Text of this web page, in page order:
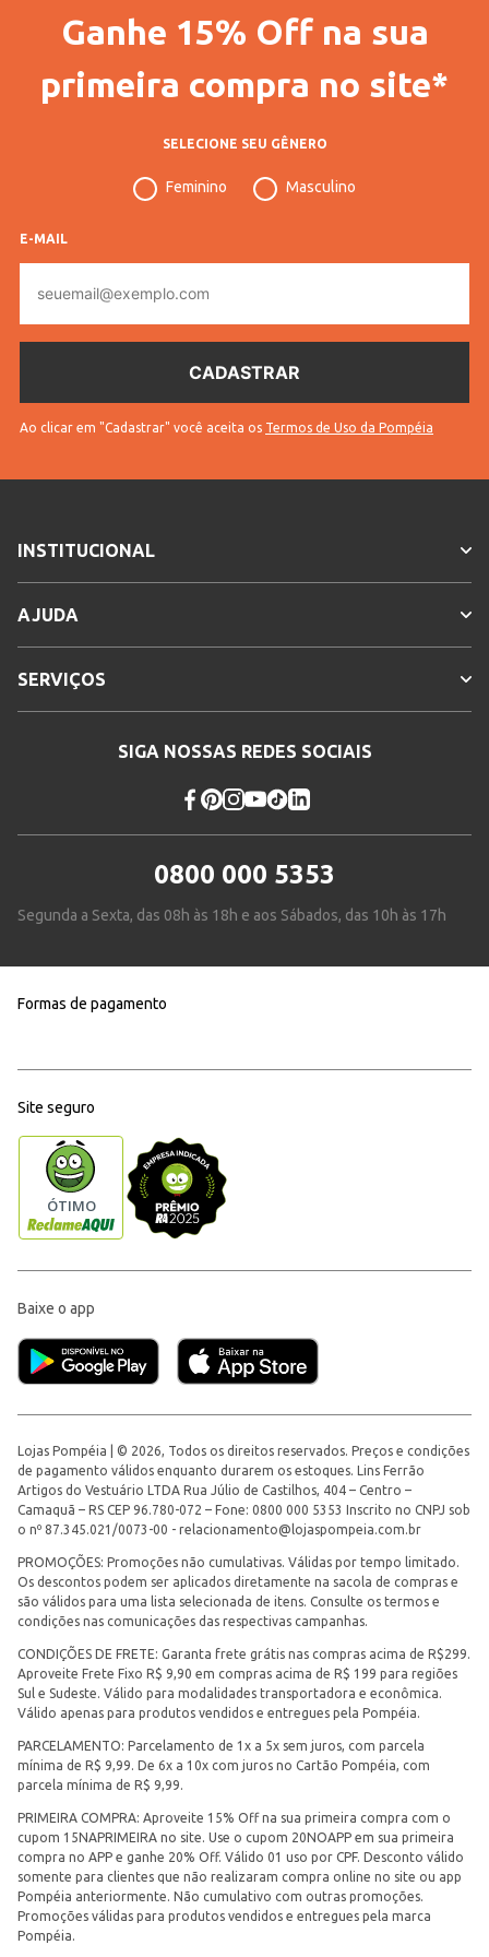
Gênero Masculino
Idade Adulto
Ganhe 15% Off na sua
primeira compra no site*
SELECIONE SEU GÊNERO
Feminino Masculino
E-MAIL
mail
Ao clicar em "Cadastrar" você aceita os Termos de Uso da Pompéia
INSTITUCIONAL
AJUDA
SERVIÇOS
SIGA NOSSAS REDES SOCIAIS
0800 000 5353
Segunda a Sexta, das 08h às 18h e aos Sábados, das 10h às 17h
Formas de pagamento
Site seguro
Baixe o app
Lojas Pompéia | © 2026, Todos os direitos reservados. Preços e condições
de pagamento válidos enquanto durarem os estoques. Lins Ferrão
Artigos do Vestuário LTDA Rua Júlio de Castilhos, 404 – Centro –
Camaquã – RS CEP 96.780-072 – Fone: 0800 000 5353 Inscrito no CNPJ sob
o nº 87.345.021/0073-00 - relacionamento@lojaspompeia.com.br
PROMOÇÕES: Promoções não cumulativas. Válidas por tempo limitado.
Os descontos podem ser aplicados diretamente na sacola de compras e
são válidos para uma lista selecionada de itens. Consulte os termos e
condições nas comunicações das respectivas campanhas.
CONDIÇÕES DE FRETE: Garanta frete grátis nas compras acima de R$299.
Aproveite Frete Fixo R$ 9,90 em compras acima de R$ 199 para regiões
Sul e Sudeste. Válido para modalidades transportadora e econômica.
Válido apenas para produtos vendidos e entregues pela Pompéia.
PARCELAMENTO: Parcelamento de 1x a 5x sem juros, com parcela
mínima de R$ 9,99. De 6x a 10x com juros no Cartão Pompéia, com
parcela mínima de R$ 9,99.
PRIMEIRA COMPRA: Aproveite 15% Off na sua primeira compra com o
cupom 15NAPRIMEIRA no site. Use o cupom 20NOAPP em sua primeira
compra no APP e ganhe 20% Off. Válido 01 uso por CPF. Desconto válido
somente para clientes que não realizaram compra online no site ou app
Pompéia anteriormente. Não cumulativo com outras promoções.
Promoções válidas para produtos vendidos e entregues pela marca
Pompéia.